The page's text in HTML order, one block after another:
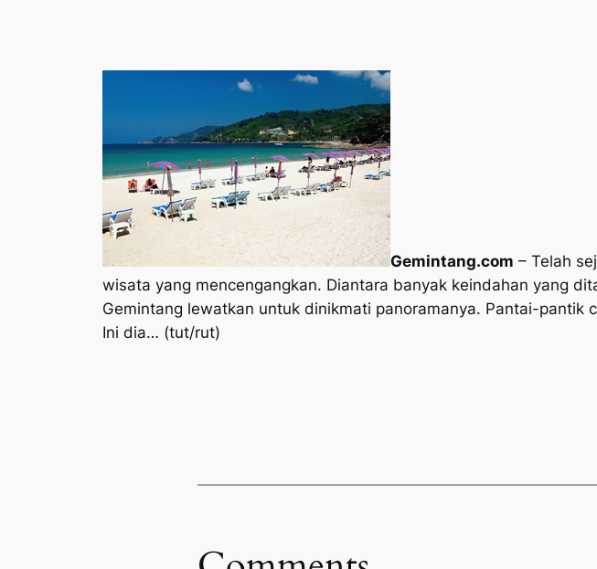
Gemintang.com – Telah
wisata yang mencengangkan. Diantara banyak keindahan yang
Gemintang lewatkan untuk dinikmati panoramanya. Pantai-pantik
Ini dia… (tut/rut)